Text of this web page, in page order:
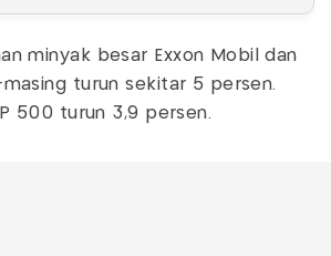
minyak besar Exxon Mobil dan
turun sekitar 5 persen.
500 turun 3,9 persen.